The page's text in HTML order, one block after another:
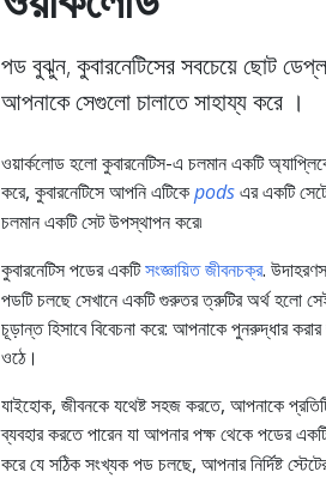
পড বুঝুন, কুবারনেটিসের সবচেয়ে ছোট
আপনাকে সেগুলো চালাতে সাহায্য করে ।
ওয়ার্কলোড হলো কুবারনেটিস-এ চলমান একটি
করে, কুবারনেটিসে আপনি এটিকেpodsএর একটি
চলমান একটি সেট উপস্থাপন করে৷
কুবারনেটিস পডের একটিসংজ্ঞায়িত জীবনচক্র.
পডটি চলছে সেখানে একটি গুরুতর ত্রুটির অর্থ হলো
চূড়ান্ত হিসাবে বিবেচনা করে: আপনাকে পুনরুদ্ধার
ওঠে।
যাইহোক, জীবনকে যথেষ্ট সহজ করতে, আপনাকে
ব্যবহার করতে পারেন যা আপনার পক্ষ থেকে পডের
করে যে সঠিক সংখ্যক পড চলছে, আপনার নির্দিষ্ট